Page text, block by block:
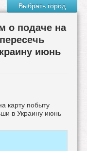
Выбрать город
о подаче на
июнь
карту побыту
в Украину июнь